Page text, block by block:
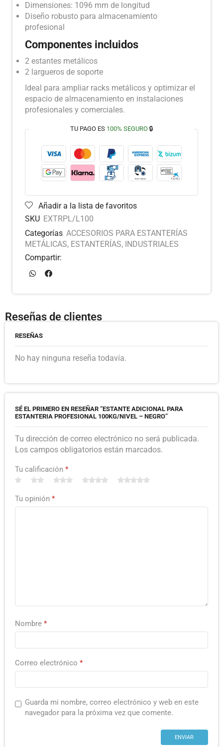
Dimensiones: 1096 mm de longitud
Diseño robusto para almacenamiento
profesional
Componentes incluidos
2 estantes metálicos
2 largueros de soporte
Ideal para ampliar racks metálicos y optimizar el
espacio de almacenamiento en instalaciones
profesionales y comerciales.
TU PAGO ES 100% SEGURO🔒
Añadir a la lista de favoritos
SKU EXTRPL/L100
Categorías ACCESORIOS PARA ESTANTERÍAS
METÁLICAS, ESTANTERÍAS, INDUSTRIALES
Compartir:
Reseñas de clientes
RESEÑAS
No hay ninguna reseña todavía.
SÉ EL PRIMERO EN RESEÑAR “ESTANTE ADICIONAL PARA
ESTANTERIA PROFESIONAL 100KG/NIVEL – NEGRO”
Tu dirección de correo electrónico no será publicada.
Los campos obligatorios están marcados.
Tu calificación *
Tu opinión *
Nombre *
Correo electrónico *
Guarda mi nombre, correo electrónico y web en este
navegador para la próxima vez que comente.